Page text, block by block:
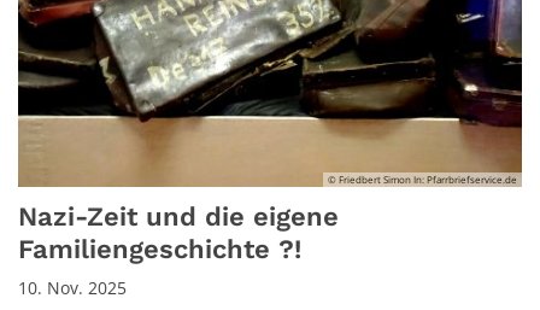
© Friedbert Simon In: Pfarrbriefservice.de
Nazi-Zeit und die eigene
Familiengeschichte ?!
10. Nov. 2025